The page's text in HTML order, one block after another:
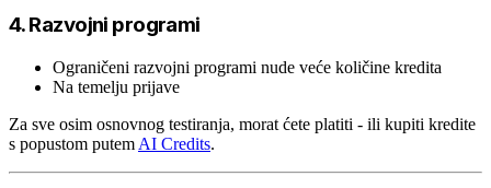
4. Razvojni programi
Ograničeni razvojni programi nude veće količine kredita
Na temelju prijave
Za sve osim osnovnog testiranja, morat ćete platiti - ili kupiti kredite
s popustom putem AI Credits.